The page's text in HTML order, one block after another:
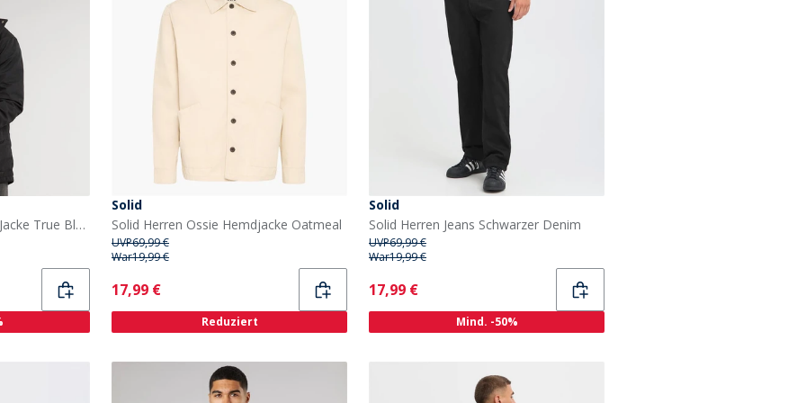
Solid Herren Elan Herbst Jacke True Black
Solid
Solid Herren Ossie Hemdjacke Oatmeal
UVP69,99 €
War19,99 €
Current
17,99 €
Reduziert
Solid
Solid Herren Jeans Schwarzer Denim
UVP69,99 €
War19,99 €
Current
17,99 €
Mind. -50%